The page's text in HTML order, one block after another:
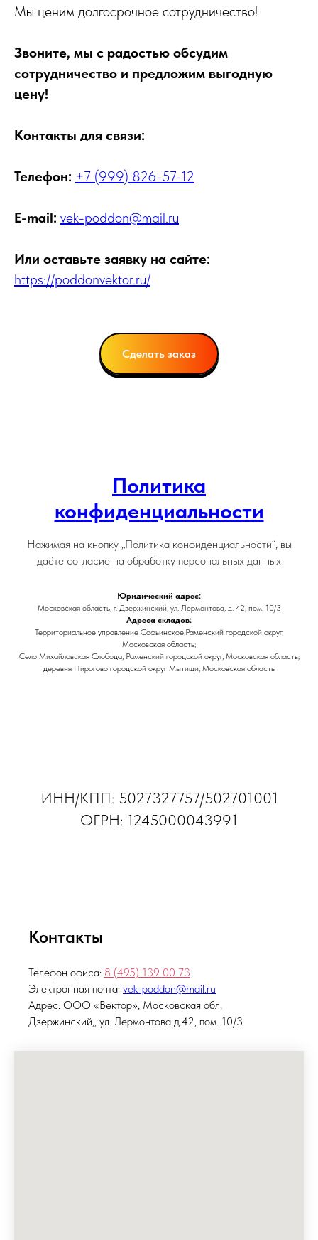
Мы ценим долгосрочное сотрудничество!
Звоните, мы с радостью обсудим
сотрудничество и предложим выгодную
цену!
Контакты для связи:
Телефон: +7 (999) 826-57-12
E-mail: vek-poddon@mail.ru
Или оставьте заявку на сайте:
https://poddonvektor.ru/
Сделать заказ
Политика
конфиденциальности
Нажимая на кнопку „Политика конфиденциальности“, вы
даёте согласие на обработку персональных данных
Юридический адрес:
Московская область, г. Дзержинский, ул. Лермонтова, д. 42, пом. 10/3
Адреса складов:
Территориальное управление Софьинское,Раменский городской округ,
Московская область;
Село Михайловская Слобода, Раменский городской округ, Московская область;
деревня Пирогово городской округ Мытищи, Московская область
ИНН/КПП: 5027327757/502701001
ОГРН: 1245000043991
Контакты
Телефон офиса: 8 (495) 139 00 73
Электронная почта: vek-poddon@mail.ru
Адрес: ООО «Вектор», Московская обл,
Дзержинский,, ул. Лермонтова д.42, пом. 10/3